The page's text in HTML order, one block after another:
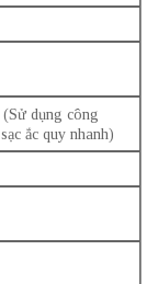
dụng công
ắc quy nhanh)